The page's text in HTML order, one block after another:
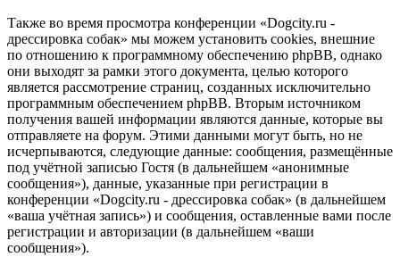
Также во время просмотра конференции «Dogcity.ru -
дрессировка собак» мы можем установить cookies, внешние
по отношению к программному обеспечению phpBB, однако
они выходят за рамки этого документа, целью которого
является рассмотрение страниц, созданных исключительно
программным обеспечением phpBB. Вторым источником
получения вашей информации являются данные, которые вы
отправляете на форум. Этими данными могут быть, но не
исчерпываются, следующие данные: сообщения, размещённые
под учётной записью Гостя (в дальнейшем «анонимные
сообщения»), данные, указанные при регистрации в
конференции «Dogcity.ru - дрессировка собак» (в дальнейшем
«ваша учётная запись») и сообщения, оставленные вами после
регистрации и авторизации (в дальнейшем «ваши
сообщения»).